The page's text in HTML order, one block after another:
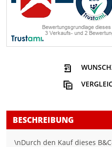
BESCHREIBUNG
\nDurch den Kauf dieses